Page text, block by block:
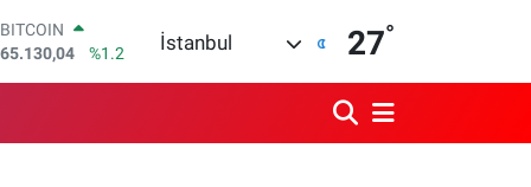
BITCOIN
65.130,04
%1.2
55,1652
%0.27
İstanbul 27°